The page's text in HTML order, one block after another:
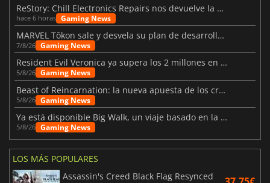
ReStory: Chill Electronics Repairs nos devuelve la nostalgia de los 2000
hace 6 horas Gaming News
MARVEL Tōkon sale y desvela su plan de desarrollo para el primer año
7/8/26 Gaming News
Resident Evil Veronica ya supera los 2 millones en listas de deseados
5/8/26 Gaming News
Beast of Reincarnation: la nueva apuesta de los creadores de Pokémon
5/8/26 Gaming News
Ya está disponible Big Walk, un viaje basado en la amistad
5/8/26 Gaming News
LOS MÁS POPULARES
Assassin's Creed Black Flag Resynced